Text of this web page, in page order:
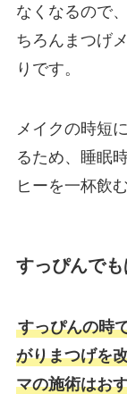
なくなるので
ちろんまつげ
りです。
メイクの時短
るため、睡眠
ヒーを一杯飲
すっぴんで
すっぴんの時
がりまつげを
マの施術はお